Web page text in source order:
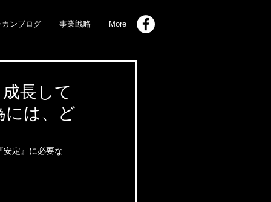
ンブログ 事業戦略 More
長して
には、ど
安定』に必要な